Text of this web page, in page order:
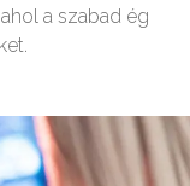
a szabad ég